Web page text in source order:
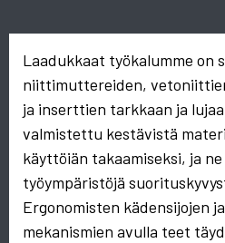
Laadukkaat työkalumme on
niittimuttereiden,
ja inserttien tarkkaan ja
valmistettu kestävistä
käyttöiän takaamiseksi, ja
työympäristöjä
Ergonomisten kädensijojen
mekanismien avulla teet